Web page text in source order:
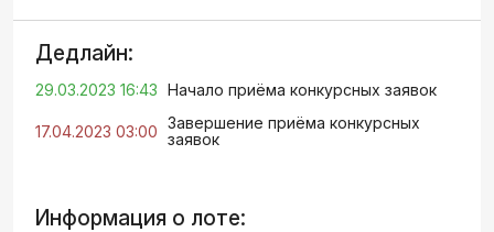
Дедлайн:
29.03.2023 16:43 Начало приёма конкурсных заявок
17.04.2023 03:00 Завершение приёма конкурсных
заявок
Информация о лоте: